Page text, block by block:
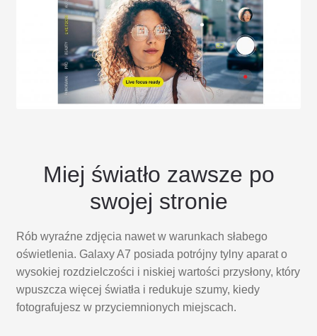
Miej światło zawsze po
swojej stronie
Rób wyraźne zdjęcia nawet w warunkach słabego
oświetlenia. Galaxy A7 posiada potrójny tylny aparat o
wysokiej rozdzielczości i niskiej wartości przysłony, który
wpuszcza więcej światła i redukuje szumy, kiedy
fotografujesz w przyciemnionych miejscach.